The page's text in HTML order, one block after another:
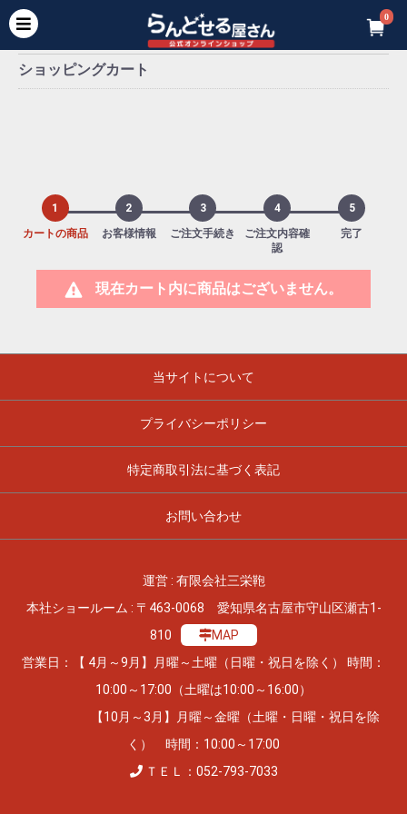
0
ショッピングカート
1
カートの商品
2
お客様情報
3
ご注文手続き
4
ご注文内容確
認
5
完了
現在カート内に商品はございません。
当サイトについて
プライバシーポリシー
特定商取引法に基づく表記
お問い合わせ
運営 : 有限会社三栄鞄
本社ショールーム : 〒463-0068 愛知県名古屋市守山区瀬古1-
810
MAP
営業日：【 4月～9月】月曜～土曜（日曜・祝日を除く） 時間：
10:00～17:00（土曜は10:00～16:00）
【10月～3月】月曜～金曜（土曜・日曜・祝日を除
く） 時間：10:00～17:00
ＴＥＬ：052-793-7033